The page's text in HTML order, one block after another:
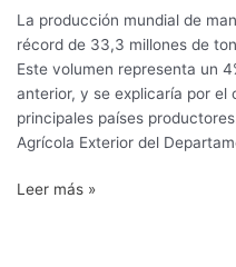
La producción mundial de
récord de 33,3 millones de
Este volumen representa un
anterior, y se explicaría por el
principales países
Agrícola Exterior del
un
récord
de
33,3
millones
de
toneladas
Leer más »